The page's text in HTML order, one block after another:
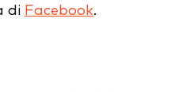
di Facebook.